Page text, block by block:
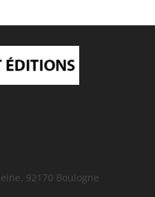
92170 Boulogne